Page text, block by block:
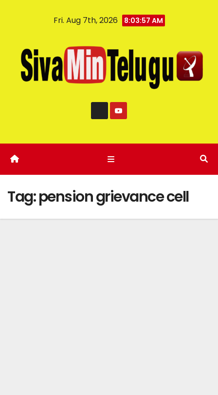
Fri. Aug 7th, 2026 8:03:57 AM
Tag:pension grievance cell